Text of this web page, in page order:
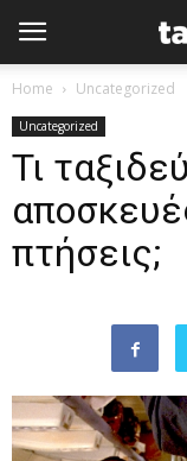
Home Uncategorized
Uncategorized
Τι
πτήσεις;